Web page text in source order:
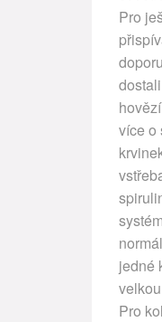
Pro
více o
jedné
Pro